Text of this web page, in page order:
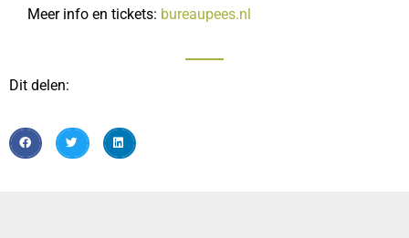
Meer info en tickets: bureaupees.nl
Dit delen: